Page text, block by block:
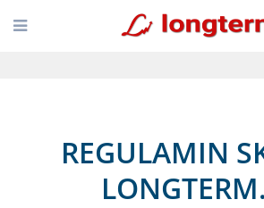
REGULAMIN